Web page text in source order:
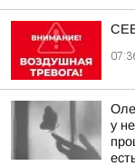
у